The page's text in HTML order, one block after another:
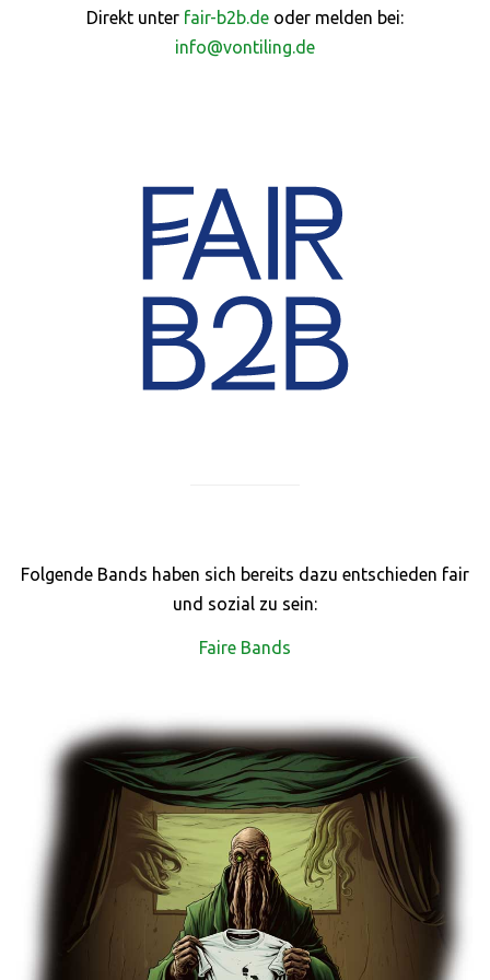
Direkt unter fair-b2b.de oder melden bei:
info@vontiling.de
Folgende Bands haben sich bereits dazu entschieden fair
und sozial zu sein:
Faire Bands